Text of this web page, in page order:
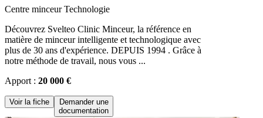
Centre minceur Technologie
Découvrez Svelteo Clinic Minceur, la référence en
matière de minceur intelligente et technologique avec
plus de 30 ans d'expérience. DEPUIS 1994 . Grâce à
notre méthode de travail, nous vous ...
Apport : 20 000 €
Voir la fiche
Demander une
documentation